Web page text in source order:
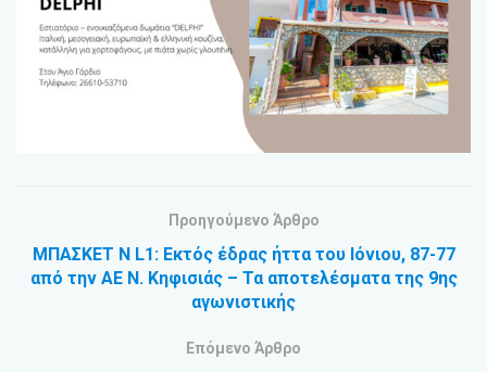
Προηγούμενο Άρθρο
ΜΠΑΣΚΕΤ N L1: Εκτός έδρας ήττα του Ιόνιου, 87-77
από την ΑΕ Ν. Κηφισιάς – Τα αποτελέσματα της 9ης
αγωνιστικής
Επόμενο Άρθρο